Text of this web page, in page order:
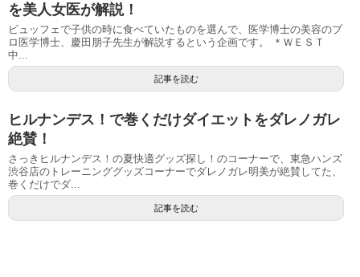
を美人女医が解説！
ビュッフェで子供の時に食べていたものを選んで、医学博士の美容のプ
ロ医学博士、慶田朋子先生が解説するという企画です。 ＊ＷＥＳＴ
中...
記事を読む
ヒルナンデス！で巻くだけダイエットをダレノガレ
絶賛！
さっきヒルナンデス！の夏快適グッズ探し！のコーナーで、東急ハンズ
渋谷店のトレーニンググッズコーナーでダレノガレ明美が絶賛してた、
巻くだけでダ...
記事を読む